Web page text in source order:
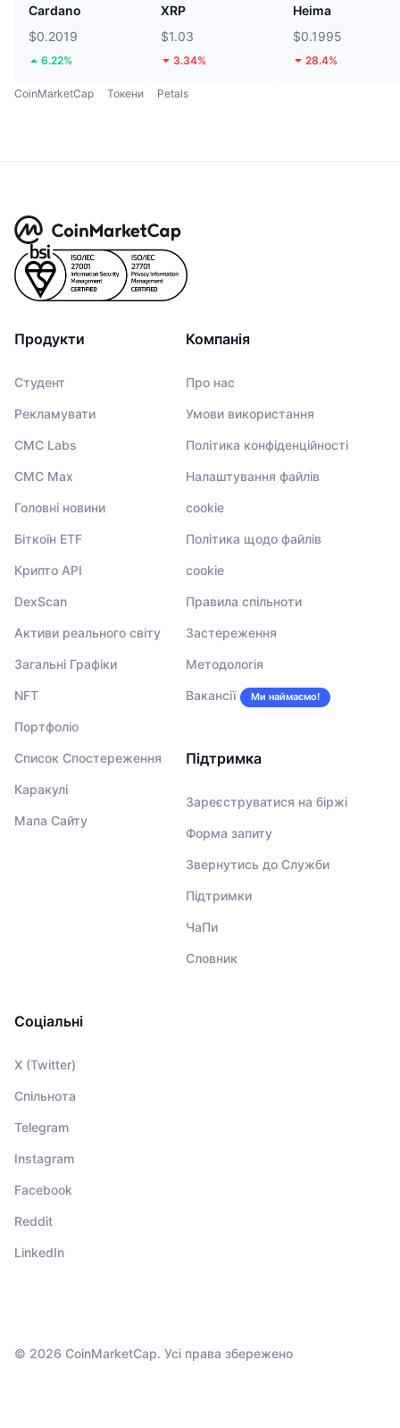
Cardano
$0.2019
6.22%
XRP
$1.03
3.34%
Heima
$0.1995
28.4%
CoinMarketCap Токени Petals
Продукти
Студент
Рекламувати
CMC Labs
CMC Max
Головні новини
Біткоїн ETF
Крипто API
DexScan
Активи реального світу
Загальні Графіки
NFT
Портфоліо
Список Спостереження
Каракулі
Мапа Сайту
Компанія
Про нас
Умови використання
Політика конфіденційності
Налаштування файлів
cookie
Політика щодо файлів
cookie
Правила спільноти
Застереження
Методологія
Вакансії Ми наймаємо!
Підтримка
Зареєструватися на біржі
Форма запиту
Звернутись до Служби
Підтримки
ЧаПи
Словник
Соціальні
X (Twitter)
Спільнота
Telegram
Instagram
Facebook
Reddit
LinkedIn
© 2026 CoinMarketCap. Усі права збережено